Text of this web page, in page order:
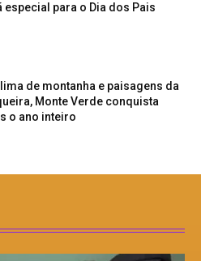
especial para o Dia dos Pais
de montanha e paisagens da
Monte Verde conquista
o ano inteiro